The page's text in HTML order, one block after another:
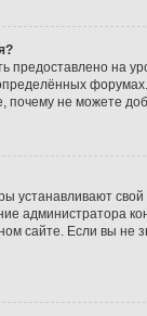
предоставлено на
почему не можете
устанавливают
администратора
сайте. Если вы не